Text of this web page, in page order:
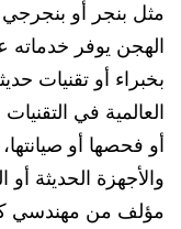
مثل بنجر أو
الهجن يوفر خدماته
بخبراء أو تقنيات
العالمية في
أو فحصها أو صيانتها،
والأجهزة الحديثة
مؤلف من مهندسي